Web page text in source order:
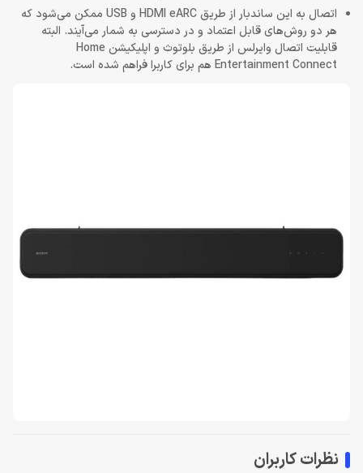
اتصال به این ساندبار از طریق HDMI eARC و USB ممکن می‌شود که
هر دو روش‌های قابل اعتماد و در دسترسی به شمار می‌آیند. البته
قابلیت اتصال وایرلس از طریق بلوتوث و اپلیکیشن Home
Entertainment Connect هم برای کاربرا فراهم شده است.
نظرات کاربران